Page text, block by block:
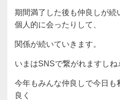
期間満了した後も仲良しが続
個人的に会ったりして、
関係が続いていきます。
いまはSNSで繋がれますしね
今年もみんな仲良しで今日も
良く